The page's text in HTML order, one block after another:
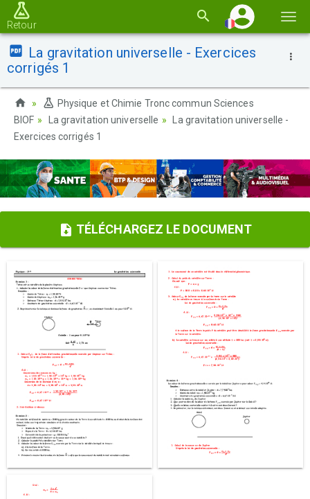
la
Retour
La gravitation universelle - Exercices
corrigés 1
Physique et Chimie Tronc commun Sciences
BIOF
La gravitation universelle
La gravitation universelle -
Exercices corrigés 1
TÉLÉCHARGEZ LE DOCUMENT